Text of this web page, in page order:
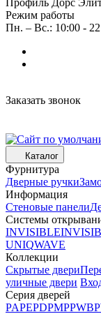
Профиль Дорс
Режим работы
Пн. – Вс.: 10:00 -
Заказать звонок
Каталог
Фурнитура
Дверные ручки
Информация
Стеновые панели
Системы
INVISIBLE
UNIQWAVE
Коллекции
Скрытые двери
уличные двери
Серия дверей
PAPEPDPMPPWB